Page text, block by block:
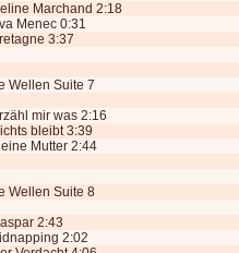
Marchand 2:18
Menec 0:31
3:37
Wellen Suite 7
mir was 2:16
bleibt 3:39
Mutter 2:44
Wellen Suite 8
2:43
2:02